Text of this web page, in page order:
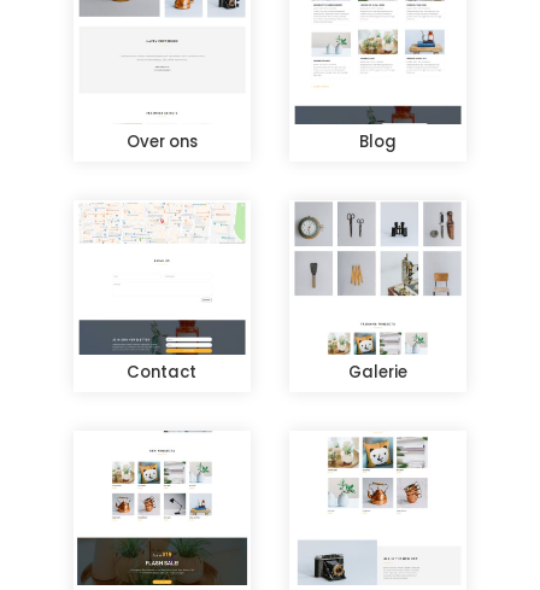
Over ons Blog
Contact Galerie